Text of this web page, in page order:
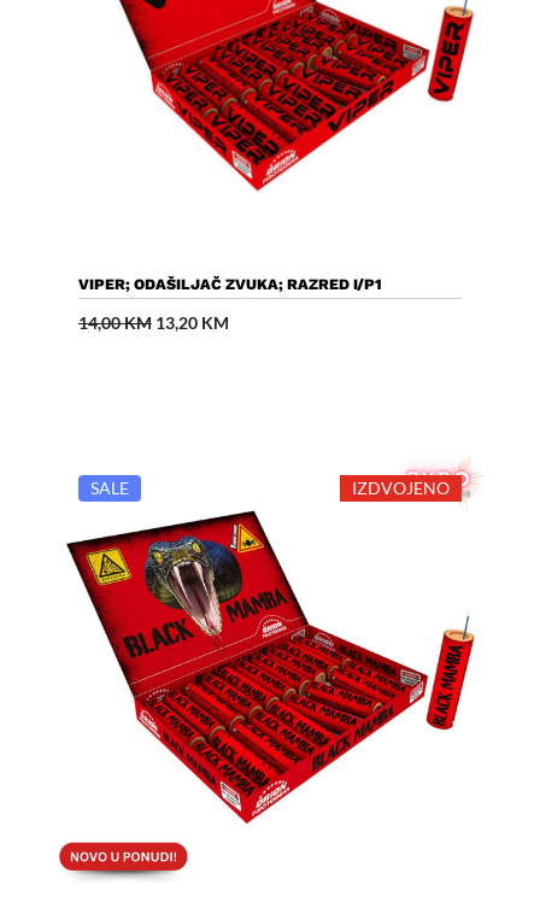
Dodaj U Košaricu
VIPER; ODAŠILJAČ ZVUKA; RAZRED I/P1
14,00KM Izvorna
cijena
13,20 KMTrenutna
SALE IZDVOJENO